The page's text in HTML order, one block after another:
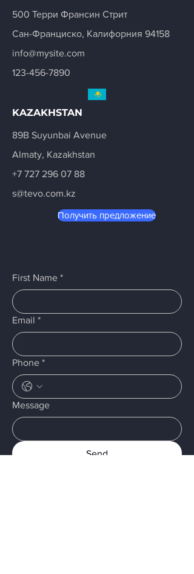
500 Терри Франсин Стрит
Сан-Франциско, Калифорния 94158
info@mysite.com
123-456-7890
KAZAKHSTAN
89B Suyunbai Avenue
Almaty, Kazakhstan
+7 727 296 07 88
s@tevo.com.kz
Получить предложение
First Name *
Email *
Phone *
Message
Send